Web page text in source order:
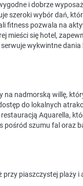
i dobrze
szeroki wybór dań,
fitness pozwala na
mieści się hotel,
wykwintne
nadmorską willę,
do lokalnych
Aquarella,
pośród szumu fal oraz
przy piaszczystej plaży i